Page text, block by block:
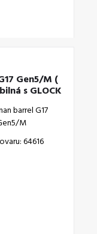
Gen5/M (
s GLOCK
barrel G17
M
64616